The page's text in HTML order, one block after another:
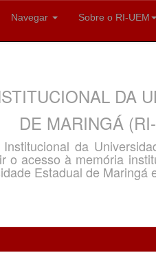
Navegar Sobre o RI-UEM
DA
DE MARINGÁ
da
o acesso à memória
Estadual de Maringá